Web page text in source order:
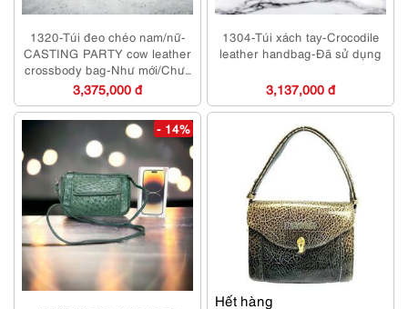
1320-Túi đeo chéo nam/nữ-
CASTING PARTY cow leather
crossbody bag-Như mới/Chưa
sử dụng
3,375,000 đ
1304-Túi xách tay-Crocodile
leather handbag-Đã sử dụng
3,137,000 đ
- 14%
Hết hàng